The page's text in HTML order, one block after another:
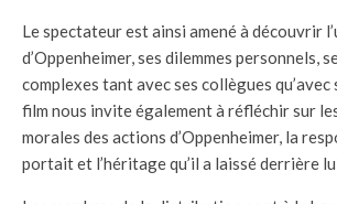
Le spectateur est ainsi amené à découvrir
d’Oppenheimer, ses dilemmes personnels,
complexes tant avec ses collègues qu’avec
film nous invite également à réfléchir sur
morales des actions d’Oppenheimer, la
portait et l’héritage qu’il a laissé derrière